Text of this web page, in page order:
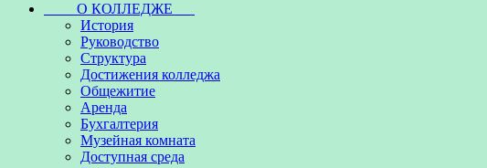
О КОЛЛЕДЖЕ
История
Руководство
Структура
Достижения колледжа
Общежитие
Аренда
Бухгалтерия
Музейная комната
Доступная среда